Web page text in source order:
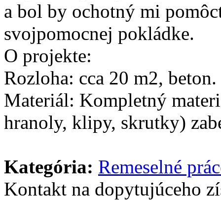
a bol by ochotný mi
svojpomocnej pokládke.
​O projekte:
​Rozloha: cca 20 m2, beton.
​Materiál: Kompletný
hranoly, klipy, skrutky)
Kategória: Remeselné
Kontakt na dopytujúceho